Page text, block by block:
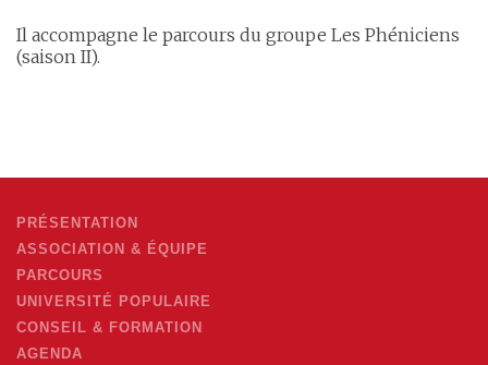
Il accompagne le parcours du groupe Les Phéniciens
(saison II).
PRÉSENTATION
ASSOCIATION & ÉQUIPE
PARCOURS
UNIVERSITÉ POPULAIRE
CONSEIL & FORMATION
AGENDA